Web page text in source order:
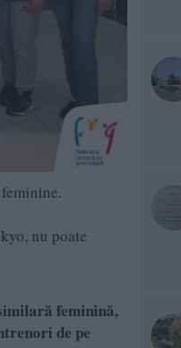
nu poate
feminină,
de pe